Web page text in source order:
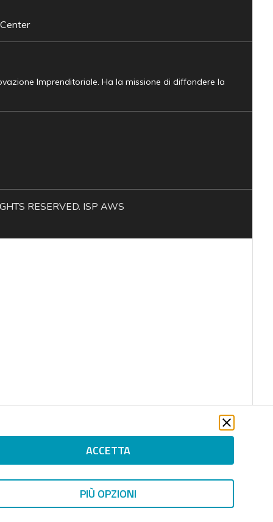
ACCETTA
PIÙ OPZIONI
Imprenditoriale. Ha la missione di diffondere la
RESERVED. ISP AWS